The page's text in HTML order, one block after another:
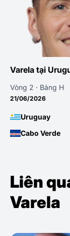
Varela tại
Vòng 2 · Bảng H
21/06/2026
Uruguay
Cabo Verde
Liên
Varela